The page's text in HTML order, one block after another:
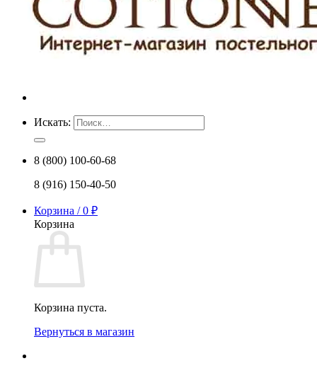
Искать:
8 (800) 100-60-68
8 (916) 150-40-50
Корзина /0 ₽
Корзина
Корзина пуста.
Вернуться в магазин